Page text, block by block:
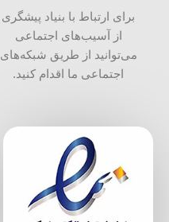
برای ارتباط با بنیاد پیشگری
از آسیب‌های اجتماعی
می‌توانید از طریق شبکه‌‎های
اجتماعی ما اقدام کنید.